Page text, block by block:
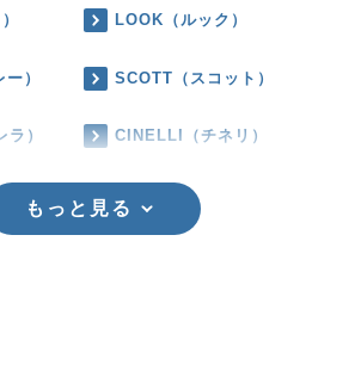
LOOK（ルック）
） SCOTT（スコット）
） CINELLI（チネリ）
もっと見る